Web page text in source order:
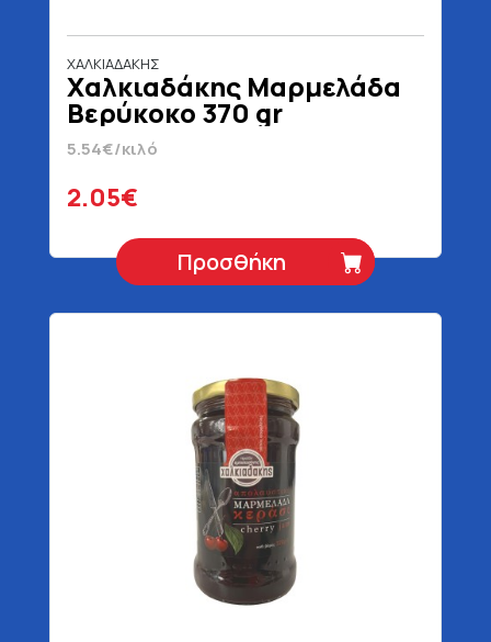
ΧΑΛΚΙΑΔΑΚΗΣ
Χαλκιαδάκης Μαρμελάδα
Βερύκοκο 370 gr
5.54€/κιλό
2.05€
Προσθήκη